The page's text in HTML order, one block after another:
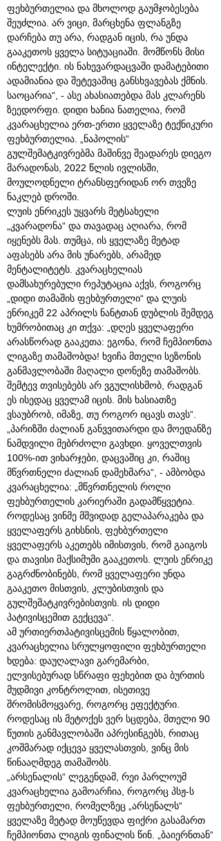
ფეხბურთელია და მხოლოდ გაუმჯობესება
შეუძლია. არ ვიცი, მარცხენა ფლანგზე
დარჩება თუ არა, რადგან იცის, რა უნდა
გააკეთოს ყველა სიტუაციაში. მომწონს მისი
ინტელექტი. ის ნახევარდაცვაში დამატებითი
ადამიანია და შეტევაშიც განსხვავებას ქმნის.
საოცარია“, - ასე ახასიათებდა მას კლარენს
ზეედორფი. დიდი ხანია ნათელია, რომ
კვარაცხელია ერთ-ერთი ყველაზე ტექნიკური
ფეხბურთელია. „ნაპოლის“
გულშემატკივრებმა მაშინვე შეადარეს დიეგო
მარადონას, 2022 წლის ივლისში,
მოულოდნელი ტრანსფერიდან ორ თვეზე
ნაკლებ დროში.
ლუის ენრიკეს უყვარს მეტსახელი
„კვარადონა“ და თავადაც აღიარა, რომ
იყენებს მას. თუმცა, ის ყველაზე მეტად
აფასებს არა მის უნარებს, არამედ
მენტალიტეტს. კვარაცხელიას
დამსახურებული რეპუტაცია აქვს, როგორც
„დიდი თამაშის ფეხბურთელი“ და ლუის
ენრიკემ 22 აპრილს ნანტთან დუბლის შემდეგ
ხუმრობითაც კი თქვა: „დღეს ყველაფერი
არასწორად გააკეთა: ეგონა, რომ ჩემპიონთა
ლიგაზე თამაშობდა! ხვიჩა მთელი სეზონის
განმავლობაში მაღალი დონეზე თამაშობს.
შემტევ თვისებებს არ ვგულისხმობ, რადგან
ეს ისედაც ყველამ იცის. მის ხასიათზე
ვსაუბრობ, იმაზე, თუ როგორ იცავს თავს“.
„პარიზში ძალიან განვვითარდი და მოედანზე
ნამდვილი მებრძოლი გავხდი. ყოველთვის
100%-ით ვიხარჯები, დაცვაშიც კი, რაშიც
მწვრთნელი ძალიან დამეხმარა“, - ამბობდა
კვარაცხელია: „მწვრთნელის როლი
ფეხბურთელის კარიერაში გადამწყვეტია.
როდესაც ვინმე მშვიდად გელაპარაკება და
ყველაფერს გიხსნის, ფეხბურთელი
ყველაფერს აკეთებს იმისთვის, რომ გაიგოს
და თავისი მაქსიმუმი გააკეთოს. ლუის ენრიკე
გაგრძნობინებს, რომ ყველაფერი უნდა
გააკეთო მისთვის, კლუბისთვის და
გულშემატკივრებისთვის. ის დიდი
პატივისცემით გექცევა“.
ამ ურთიერთპატივისცემის წყალობით,
კვარაცხელია სრულყოფილი ფეხბურთელი
ხდება: დაუღალავი გარემარბი,
ელვისებურად სწრაფი ფეხებით და ბურთის
მუდმივი კონტროლით, ისეთივე
შრომისმოყვარე, როგორც ეფექტური.
როდესაც ის მეტოქეს ვერ სცდება, მთელი 90
წუთის განმავლობაში აპრესინგებს, რითაც
კოშმარად იქცევა ყველასთვის, ვინც მის
წინააღმდეგ თამაშობს.
„არსენალის“ ლეგენდამ, რეი პარლოუმ
კვარაცხელია გამოარჩია, როგორც პსჟ-ს
ფეხბურთელი, რომელზეც „არსენალს“
ყველაზე მეტად მოუწევდა ფიქრი გასამართ
ჩემპიონთა ლიგის ფინალის წინ. „ბაიერნთან“